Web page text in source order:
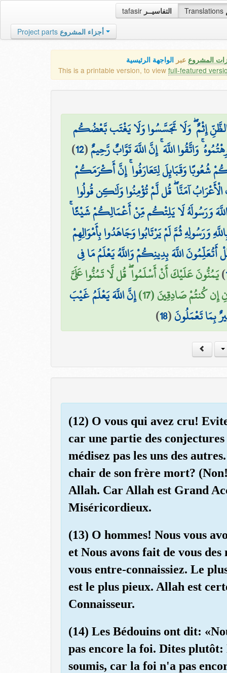
tafasir التفاسيــر Translations
Project parts أجزاء المشروع
المشروع عبر الواجهة الرئيسية
This is a printable version, to view full-featured
الظَّنِّ إِثْمٌ ۖ وَلَا تَجَسَّسُوا وَلَا يَغْتَب بَّعْضُكُم
وَاتَّقُوا اللَّهَ ۚ إِنَّ اللَّهَ تَوَّابٌ رَّحِيمٌ(
12
)
شُعُوبًا وَقَبَائِلَ لِتَعَارَفُوا ۚ إِنَّ أَكْرَمَكُمْ
آمَنَّا ۖ قُل لَّمْ تُؤْمِنُوا وَلَٰكِن قُولُوا
وَرَسُولَهُ لَا يَلِتْكُم مِّنْ أَعْمَالِكُمْ شَيْئًا
وَرَسُولِهِ ثُمَّ لَمْ يَرْتَابُوا وَجَاهَدُوا بِأَمْوَالِهِمْ
أَتُعَلِّمُونَ اللَّهَ بِدِينِكُمْ وَاللَّهُ يَعْلَمُ مَا فِي
)يَمُنُّونَ عَلَيْكَ أَنْ أَسْلَمُوا ۖ قُل لَّا تَمُنُّوا عَلَيَّ
كُنتُمْ صَادِقِينَ (17)
إِنَّ اللَّهَ يَعْلَمُ غَيْبَ
بِمَا تَعْمَلُونَ(
18
)
(12) O vous qui avez cru!
car une partie des
médisez pas les uns des
chair de son frère mort?
Allah. Car Allah est Grand
Miséricordieux.
(13) O hommes! Nous vous
et Nous avons fait de vous
vous entre-connaissiez. Le
est le plus pieux. Allah est
Connaisseur.
(14) Les Bédouins ont dit:
pas encore la foi. Dites plutôt:
soumis, car la foi n'a pas